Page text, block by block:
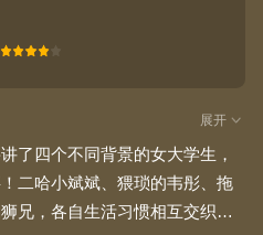
展开
了四个不同背景的女大学生，
二哈小斌斌、猥琐的韦彤、拖
兄，各自生活习惯相互交织碰